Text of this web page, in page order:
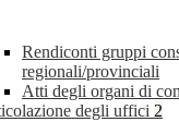
Rendiconti gruppi
regionali/provinciali
Atti degli organi di
degli uffici 2